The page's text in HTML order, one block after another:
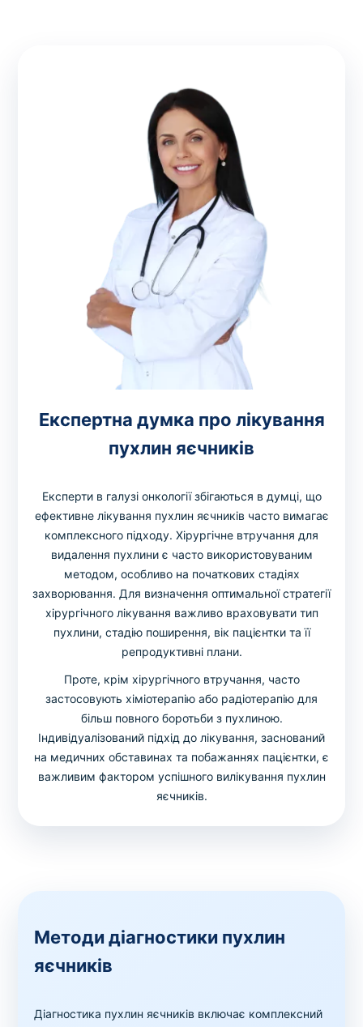
Експертна думка про лікування
пухлин яєчників
Експерти в галузі онкології збігаються в думці, що
ефективне лікування пухлин яєчників часто вимагає
комплексного підходу. Хірургічне втручання для
видалення пухлини є часто використовуваним
методом, особливо на початкових стадіях
захворювання. Для визначення оптимальної стратегії
хірургічного лікування важливо враховувати тип
пухлини, стадію поширення, вік пацієнтки та її
репродуктивні плани.
Проте, крім хірургічного втручання, часто
застосовують хіміотерапію або радіотерапію для
більш повного боротьби з пухлиною.
Індивідуалізований підхід до лікування, заснований
на медичних обставинах та побажаннях пацієнтки, є
важливим фактором успішного вилікування пухлин
яєчників.
Методи діагностики пухлин
яєчників
Діагностика пухлин яєчників включає комплексний